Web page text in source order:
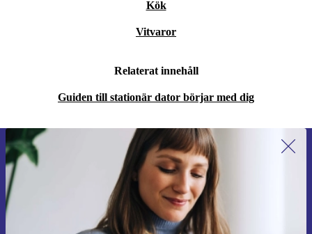
Kök
Vitvaror
Relaterat innehåll
Guiden till stationär dator börjar med dig
Anmäl dig till vårt nyhetsbrev för
första gången och spara 200 kr!
Missa aldrig ett erbjudande igen.